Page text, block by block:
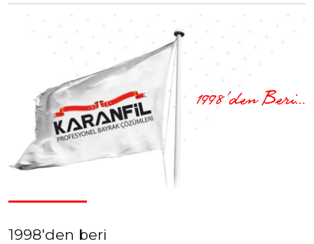
1998'den Beri...
1998'den beri